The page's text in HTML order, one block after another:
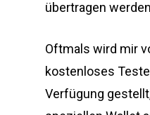
übertragen
Oftmals wird mir
kostenloses
Verfügung